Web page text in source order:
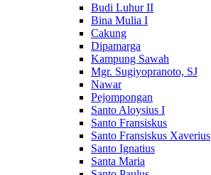
Budi Luhur II
Bina Mulia I
Cakung
Dipamarga
Kampung Sawah
Mgr. Sugiyopranoto, SJ
Nawar
Pejompongan
Santo Aloysius I
Santo Fransiskus
Santo Fransiskus Xaverius
Santo Ignatius
Santa Maria